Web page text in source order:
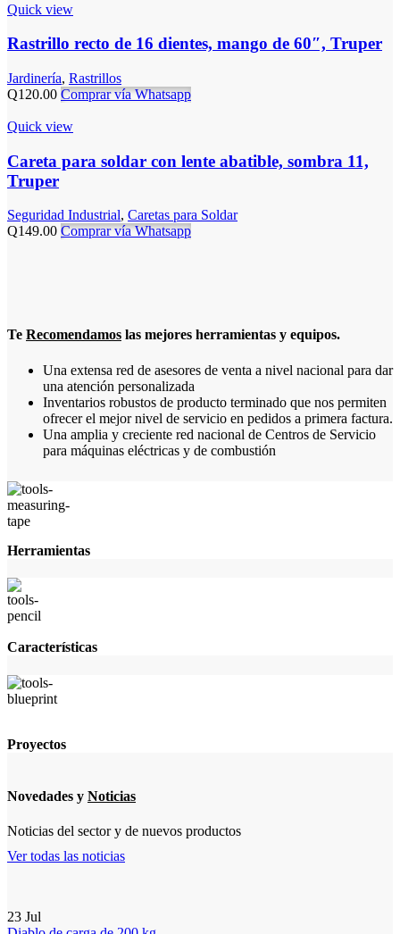
Quick view
Rastrillo recto de 16 dientes, mango de 60″, Truper
Jardinería, Rastrillos
Q120.00 Comprar vía Whatsapp
Quick view
Careta para soldar con lente abatible, sombra 11,
Truper
Seguridad Industrial, Caretas para Soldar
Q149.00 Comprar vía Whatsapp
Te Recomendamos las mejores herramientas y equipos.
Una extensa red de asesores de venta a nivel nacional para dar
una atención personalizada
Inventarios robustos de producto terminado que nos permiten
ofrecer el mejor nivel de servicio en pedidos a primera factura.
Una amplia y creciente red nacional de Centros de Servicio
para máquinas eléctricas y de combustión
Herramientas
Características
Proyectos
Novedades y Noticias
Noticias del sector y de nuevos productos
Ver todas las noticias
23 Jul